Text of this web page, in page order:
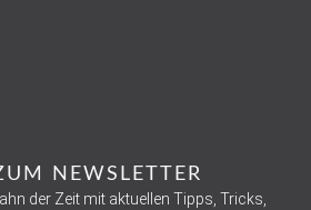
NEWSLETTER
der Zeit mit aktuellen Tipps, Tricks,